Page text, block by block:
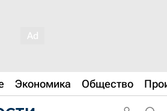
Экономика Общество